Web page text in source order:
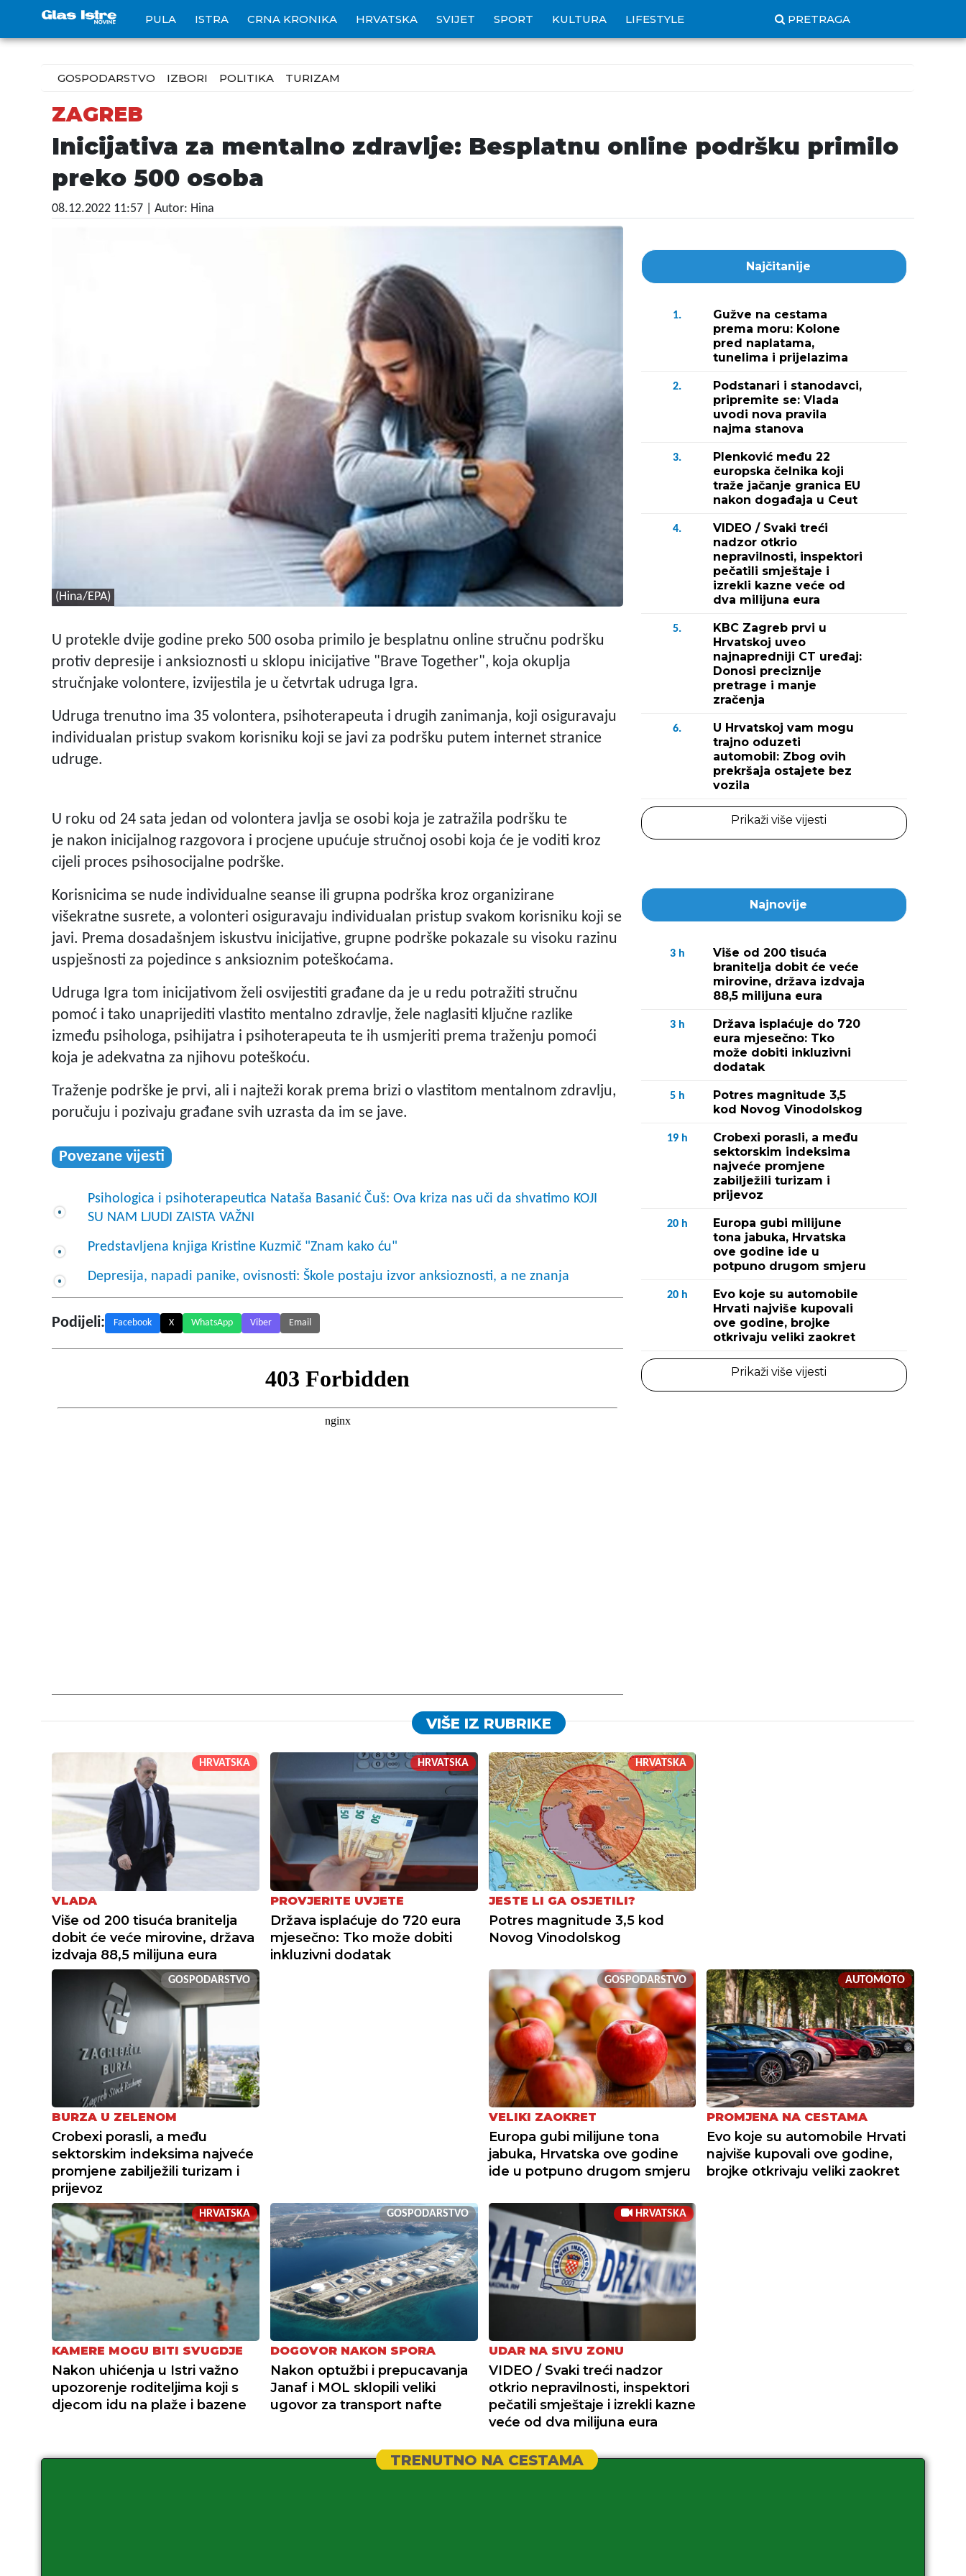
PULA ISTRA CRNA KRONIKA HRVATSKA SVIJET SPORT KULTURA LIFESTYLE PRETRAGA
GOSPODARSTVO IZBORI POLITIKA TURIZAM
ZAGREB
Inicijativa za mentalno zdravlje: Besplatnu online podršku primilo
preko 500 osoba
08.12.2022 11:57 | Autor: Hina
(Hina/EPA)
U protekle dvije godine preko 500 osoba primilo je besplatnu online stručnu podršku
protiv depresije i anksioznosti u sklopu inicijative "Brave Together", koja okuplja
stručnjake volontere, izvijestila je u četvrtak udruga Igra.
Udruga trenutno ima 35 volontera, psihoterapeuta i drugih zanimanja, koji osiguravaju
individualan pristup svakom korisniku koji se javi za podršku putem internet stranice
udruge.
U roku od 24 sata jedan od volontera javlja se osobi koja je zatražila podršku te
je nakon inicijalnog razgovora i procjene upućuje stručnoj osobi koja će je voditi kroz
cijeli proces psihosocijalne podrške.
Korisnicima se nude individualne seanse ili grupna podrška kroz organizirane
višekratne susrete, a volonteri osiguravaju individualan pristup svakom korisniku koji se
javi. Prema dosadašnjem iskustvu inicijative, grupne podrške pokazale su visoku razinu
uspješnosti za pojedince s anksioznim poteškoćama.
Udruga Igra tom inicijativom želi osvijestiti građane da je u redu potražiti stručnu
pomoć i tako unaprijediti vlastito mentalno zdravlje, žele naglasiti ključne razlike
između psihologa, psihijatra i psihoterapeuta te ih usmjeriti prema traženju pomoći
koja je adekvatna za njihovu poteškoću.
Traženje podrške je prvi, ali i najteži korak prema brizi o vlastitom mentalnom zdravlju,
poručuju i pozivaju građane svih uzrasta da im se jave.
Povezane vijesti
Psihologica i psihoterapeutica Nataša Basanić Čuš: Ova kriza nas uči da shvatimo KOJI
SU NAM LJUDI ZAISTA VAŽNI
Predstavljena knjiga Kristine Kuzmič "Znam kako ću"
Depresija, napadi panike, ovisnosti: Škole postaju izvor anksioznosti, a ne znanja
Podijeli: Facebook X WhatsApp Viber Email
Najčitanije
1.
Gužve na cestama
prema moru: Kolone
pred naplatama,
tunelima i prijelazima
2.
Podstanari i stanodavci,
pripremite se: Vlada
uvodi nova pravila
najma stanova
3.
Plenković među 22
europska čelnika koji
traže jačanje granica EU
nakon događaja u Ceut
4.
VIDEO / Svaki treći
nadzor otkrio
nepravilnosti, inspektori
pečatili smještaje i
izrekli kazne veće od
dva milijuna eura
5.
KBC Zagreb prvi u
Hrvatskoj uveo
najnapredniji CT uređaj:
Donosi preciznije
pretrage i manje
zračenja
6.
U Hrvatskoj vam mogu
trajno oduzeti
automobil: Zbog ovih
prekršaja ostajete bez
vozila
Prikaži više vijesti
Najnovije
3 h
Više od 200 tisuća
branitelja dobit će veće
mirovine, država izdvaja
88,5 milijuna eura
3 h
Država isplaćuje do 720
eura mjesečno: Tko
može dobiti inkluzivni
dodatak
5 h
Potres magnitude 3,5
kod Novog Vinodolskog
19 h
Crobexi porasli, a među
sektorskim indeksima
najveće promjene
zabilježili turizam i
prijevoz
20 h
Europa gubi milijune
tona jabuka, Hrvatska
ove godine ide u
potpuno drugom smjeru
20 h
Evo koje su automobile
Hrvati najviše kupovali
ove godine, brojke
otkrivaju veliki zaokret
Prikaži više vijesti
VIŠE IZ RUBRIKE
HRVATSKA
VLADA
Više od 200 tisuća branitelja
dobit će veće mirovine, država
izdvaja 88,5 milijuna eura
HRVATSKA
PROVJERITE UVJETE
Država isplaćuje do 720 eura
mjesečno: Tko može dobiti
inkluzivni dodatak
HRVATSKA
JESTE LI GA OSJETILI?
Potres magnitude 3,5 kod
Novog Vinodolskog
GOSPODARSTVO
BURZA U ZELENOM
Crobexi porasli, a među
sektorskim indeksima najveće
promjene zabilježili turizam i
prijevoz
GOSPODARSTVO
VELIKI ZAOKRET
Europa gubi milijune tona
jabuka, Hrvatska ove godine
ide u potpuno drugom smjeru
AUTOMOTO
PROMJENA NA CESTAMA
Evo koje su automobile Hrvati
najviše kupovali ove godine,
brojke otkrivaju veliki zaokret
HRVATSKA
KAMERE MOGU BITI SVUGDJE
Nakon uhićenja u Istri važno
upozorenje roditeljima koji s
djecom idu na plaže i bazene
GOSPODARSTVO
DOGOVOR NAKON SPORA
Nakon optužbi i prepucavanja
Janaf i MOL sklopili veliki
ugovor za transport nafte
HRVATSKA
UDAR NA SIVU ZONU
VIDEO / Svaki treći nadzor
otkrio nepravilnosti, inspektori
pečatili smještaje i izrekli kazne
veće od dva milijuna eura
TRENUTNO NA CESTAMA